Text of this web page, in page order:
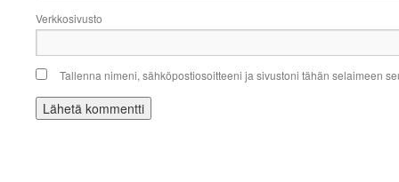
Verkkosivusto
Tallenna nimeni, sähköpostiosoitteeni ja sivustoni tähän selaimeen